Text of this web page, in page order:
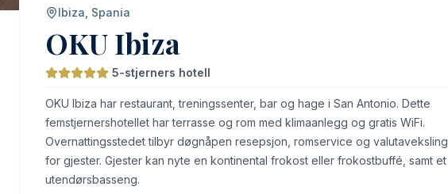
Ibiza, Spania
OKU Ibiza
5-stjerners hotell
OKU Ibiza har restaurant, treningssenter, bar og hage i San Antonio. Dette
femstjernershotellet har terrasse og rom med klimaanlegg og gratis WiFi.
Overnattingsstedet tilbyr døgnåpen resepsjon, romservice og valutaveksling
for gjester. Gjester kan nyte en kontinental frokost eller frokostbuffé, samt et
utendørsbasseng.